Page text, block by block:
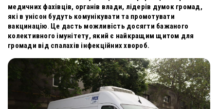
медичних фахівців, органів влади, лідерів думок громад,
які в унісон будуть комунікувати та промотувати
вакцинацію. Це дасть можливість досягти бажаного
колективного імунітету, який є найкращим щитом для
громади від спалахів інфекційних хвороб.